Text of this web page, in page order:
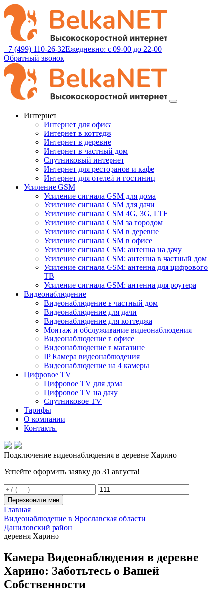
+7 (499) 110-26-32Ежедневно: с 09-00 до 22-00
Обратный звонок
Интернет
Интернет для офиса
Интернет в коттедж
Интернет в деревне
Интернет в частный дом
Спутниковый интернет
Интернет для ресторанов и кафе
Интернет для отелей и гостиниц
Усиление GSM
Усиление сигнала GSM для дома
Усиление сигнала GSM для дачи
Усиление сигнала GSM 4G, 3G, LTE
Усиление сигнала GSM за городом
Усиление сигнала GSM в деревне
Усиление сигнала GSM в офисе
Усиление сигнала GSM: антенна на дачу
Усиление сигнала GSM: антенна в частный дом
Усиление сигнала GSM: антенна для цифрового
ТВ
Усиление сигнала GSM: антенна для роутера
Видеонаблюдение
Видеонаблюдение в частный дом
Видеонаблюдение для дачи
Видеонаблюдение для коттеджа
Монтаж и обслуживание видеонаблюдения
Видеонаблюдение в офисе
Видеонаблюдение в магазине
IP Камера видеонаблюдения
Видеонаблюдение на 4 камеры
Цифровое TV
Цифровое TV для дома
Цифровое TV на дачу
Спутниковое TV
Тарифы
О компании
Контакты
Подключение видеонаблюдения в деревне Харино
Успейте оформить заявку до 31 августа!
Перезвоните мне
Главная
Видеонаблюдение в Ярославская области
Даниловский район
деревня Харино
Камера Видеонаблюдения в деревне
Харино: Заботьтесь о Вашей
Собственности